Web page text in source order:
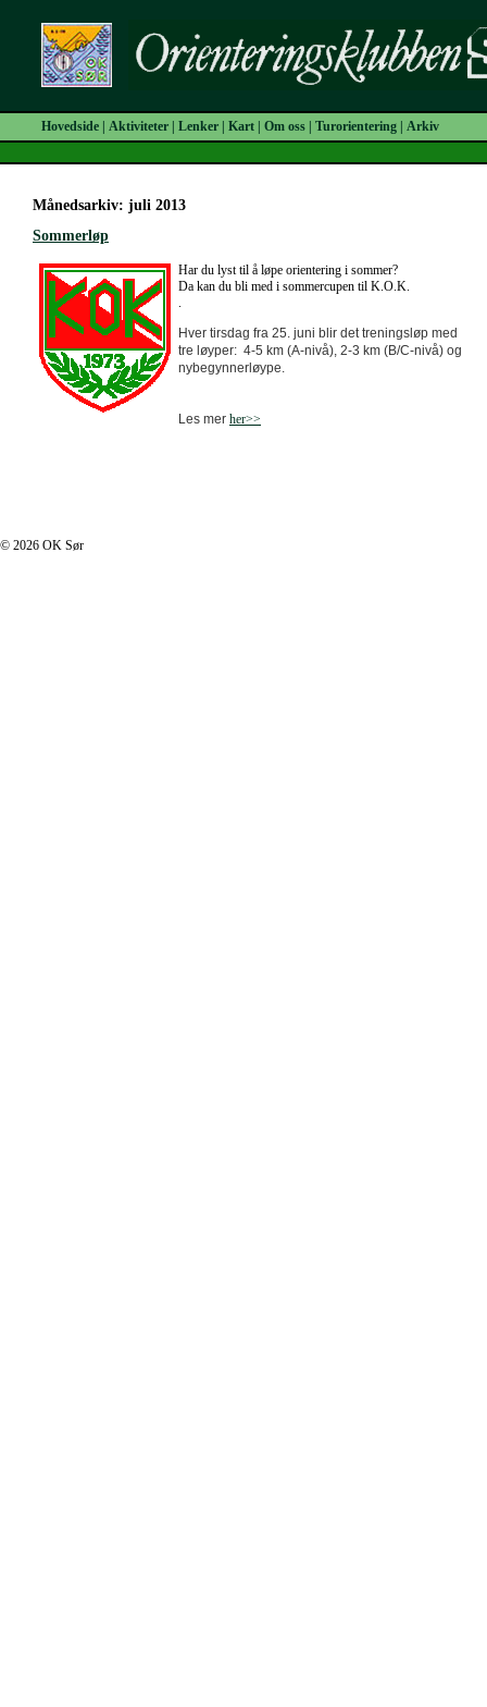
Hovedside Aktiviteter Lenker Kart Om oss Turorientering Arkiv
Månedsarkiv: juli 2013
Sommerløp
Har du lyst til å løpe orientering i sommer?
Da kan du bli med i sommercupen til K.O.K.
.
Hver tirsdag fra 25. juni blir det treningsløp med
tre løyper: 4-5 km (A-nivå), 2-3 km (B/C-nivå) og
nybegynnerløype.
Les mer her>>
© 2026 OK Sør